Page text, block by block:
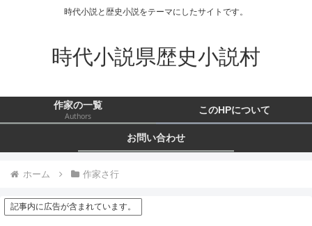
時代小説と歴史小説をテーマにしたサイトです。
時代小説県歴史小説村
作家の一覧
Authors
このHPについて
お問い合わせ
ホーム 作家さ行
記事内に広告が含まれています。